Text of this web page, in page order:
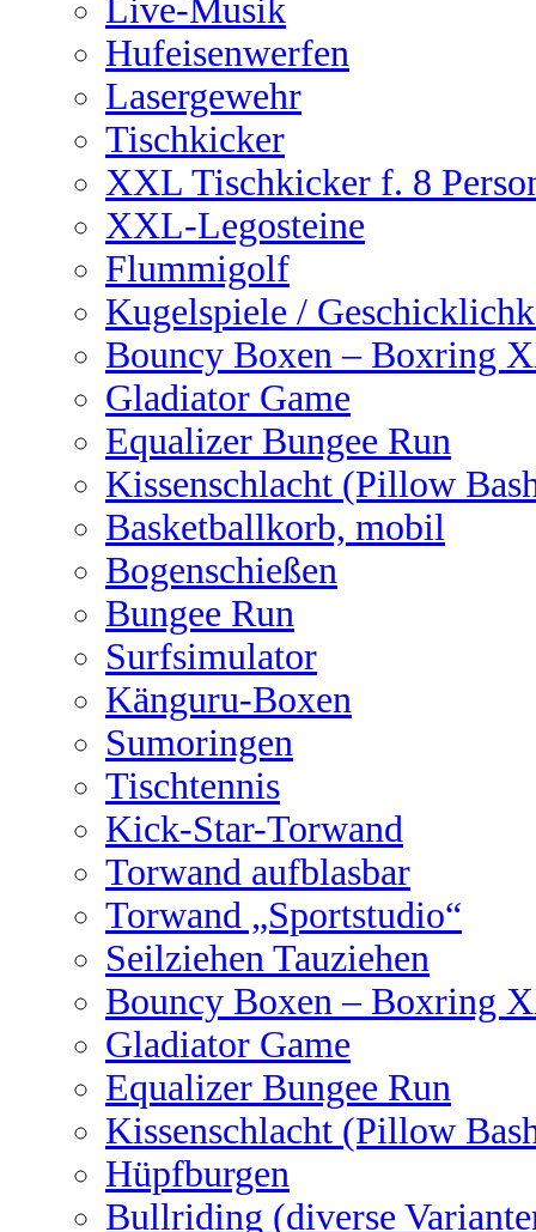
Live-Musik
Hufeisenwerfen
Lasergewehr
Tischkicker
XXL Tischkicker f. 8
XXL-Legosteine
Flummigolf
Kugelspiele /
Bouncy Boxen – Boxring
Gladiator Game
Equalizer Bungee Run
Kissenschlacht (Pillow
Basketballkorb, mobil
Bogenschießen
Bungee Run
Surfsimulator
Känguru-Boxen
Sumoringen
Tischtennis
Kick-Star-Torwand
Torwand aufblasbar
Torwand „Sportstudio“
Seilziehen Tauziehen
Bouncy Boxen – Boxring
Gladiator Game
Equalizer Bungee Run
Kissenschlacht (Pillow
Hüpfburgen
Bullriding (diverse